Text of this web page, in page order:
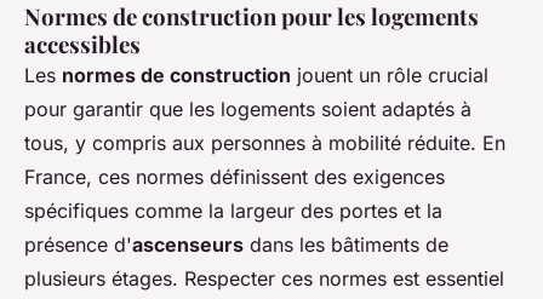
Normes de construction pour les logements
accessibles
Les normes de construction jouent un rôle crucial
pour garantir que les logements soient adaptés à
tous, y compris aux personnes à mobilité réduite. En
France, ces normes définissent des exigences
spécifiques comme la largeur des portes et la
présence d'ascenseurs dans les bâtiments de
plusieurs étages. Respecter ces normes est essentiel